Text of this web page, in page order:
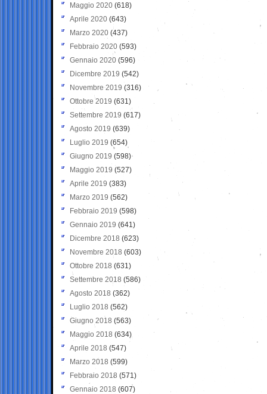
Maggio 2020 (618)
Aprile 2020 (643)
Marzo 2020 (437)
Febbraio 2020 (593)
Gennaio 2020 (596)
Dicembre 2019 (542)
Novembre 2019 (316)
Ottobre 2019 (631)
Settembre 2019 (617)
Agosto 2019 (639)
Luglio 2019 (654)
Giugno 2019 (598)
Maggio 2019 (527)
Aprile 2019 (383)
Marzo 2019 (562)
Febbraio 2019 (598)
Gennaio 2019 (641)
Dicembre 2018 (623)
Novembre 2018 (603)
Ottobre 2018 (631)
Settembre 2018 (586)
Agosto 2018 (362)
Luglio 2018 (562)
Giugno 2018 (563)
Maggio 2018 (634)
Aprile 2018 (547)
Marzo 2018 (599)
Febbraio 2018 (571)
Gennaio 2018 (607)